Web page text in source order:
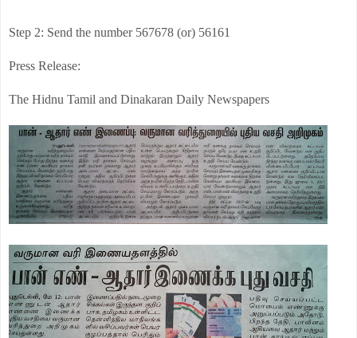
Step 2: Send the number 567678 (or) 56161
Press Release:
The Hidnu Tamil and Dinakaran Daily Newspapers